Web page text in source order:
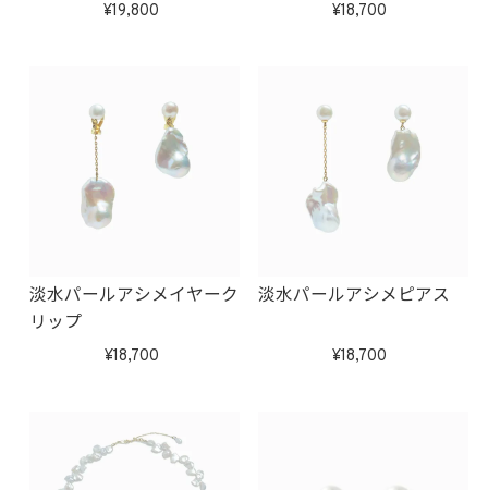
19,800 18,700
淡水パールアシメイヤーク
リップ
18,700
淡水パールアシメピアス
18,700